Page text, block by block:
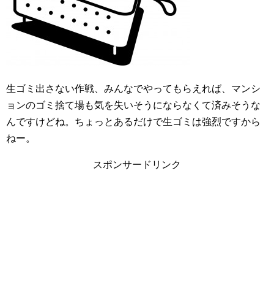
生ゴミ出さない作戦、みんなでやってもらえれば、マンシ
ョンのゴミ捨て場も気を失いそうにならなくて済みそうな
んですけどね。ちょっとあるだけで生ゴミは強烈ですから
ねー。
スポンサードリンク